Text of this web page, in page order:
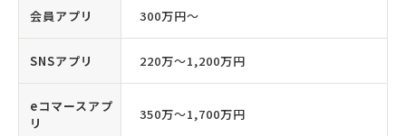
会員アプリ 300万円〜
SNSアプリ 220万〜1,200万円
eコマースアプ
リ
350万〜1,700万円